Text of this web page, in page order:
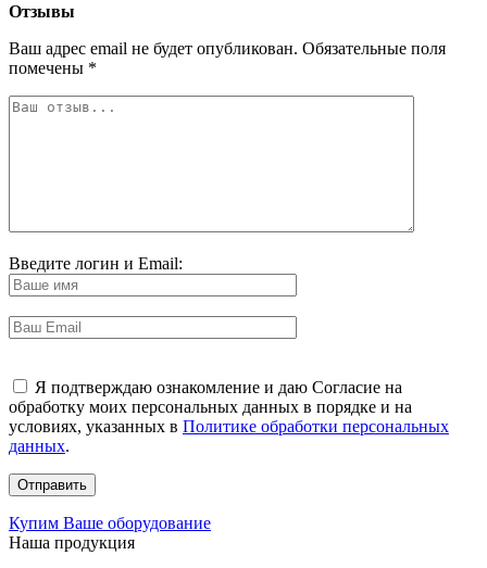
Отзывы
Ваш адрес email не будет опубликован. Обязательные поля
помечены *
Введите логин и Email:
Я подтверждаю ознакомление и даю Согласие на
обработку моих персональных данных в порядке и на
условиях, указанных в Политике обработки персональных
данных.
Купим Ваше оборудование
Наша продукция